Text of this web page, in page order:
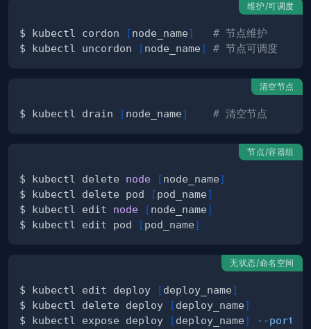
维护/可调度
$ kubectl cordon [node_name]
# 节点维护
$ kubectl uncordon
[node_name] # 节点可调度
清空节点
$ kubectl drain [node_name] # 清空节点
节点/容器组
$ kubectl delete node [node_name]
$ kubectl delete pod
[pod_name]
$ kubectl edit node [node_name]
$ kubectl edit pod
[pod_name]
无状态/命名空间
$ kubectl edit deploy [deploy_name]
$ kubectl delete deploy
[deploy_name]
$ kubectl expose deploy
[deploy_name] --port